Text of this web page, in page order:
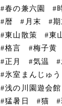
春の兼六園
暦
月末
期
東山散策
東
格言
梅子黄
正月
気温
氷室まんじゅう
浅の川園遊会館
猛暑日
猫